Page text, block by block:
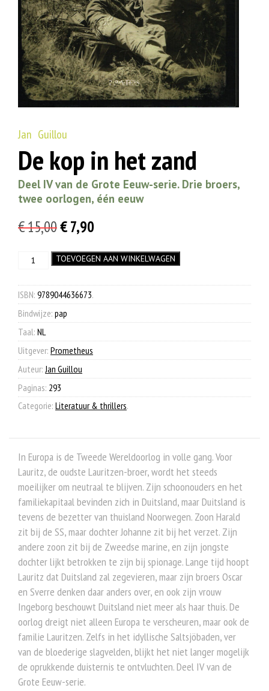
Jan Guillou
De kop in het zand
Deel IV van de Grote Eeuw-serie. Drie broers,
twee oorlogen, één eeuw
€15,00Oorspronkelijke
was:
€ 15,00.
€7,90
is:
€ 7,90.
het
zand
aantal
TOEVOEGEN AAN WINKELWAGEN
ISBN: 9789044636673.
Bindwijze: pap
Taal: NL
Uitgever: Prometheus
Auteur: Jan Guillou
Paginas: 293
Categorie: Literatuur & thrillers.
In Europa is de Tweede Wereldoorlog in volle gang. Voor
Lauritz, de oudste Lauritzen-broer, wordt het steeds
moeilijker om neutraal te blijven. Zijn schoonouders en het
familiekapitaal bevinden zich in Duitsland, maar Duitsland is
tevens de bezetter van thuisland Noorwegen. Zoon Harald
zit bij de SS, maar dochter Johanne zit bij het verzet. Zijn
andere zoon zit bij de Zweedse marine, en zijn jongste
dochter lijkt betrokken te zijn bij spionage. Lange tijd hoopt
Lauritz dat Duitsland zal zegevieren, maar zijn broers Oscar
en Sverre denken daar anders over, en ook zijn vrouw
Ingeborg beschouwt Duitsland niet meer als haar thuis. De
oorlog dreigt niet alleen Europa te verscheuren, maar ook de
familie Lauritzen. Zelfs in het idyllische Saltsjöbaden, ver
van de bloederige slagvelden, blijkt het niet langer mogelijk
de oprukkende duisternis te ontvluchten. Deel IV van de
Grote Eeuw-serie.